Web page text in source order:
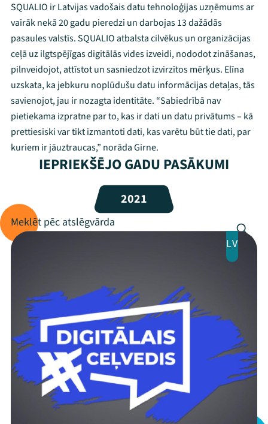
Mana programma
Festivāls
Arhīvs
Viņi bija LAMPĀ 2026
Ziedo
Veikals
Kontakti
SQUALIO ir Latvijas vadošais datu tehnoloģijas uzņēmums ar
vairāk nekā 20 gadu pieredzi un darbojas 13 dažādās
pasaules valstīs. SQUALIO atbalsta cilvēkus un organizācijas
ceļā uz ilgtspējīgas digitālās vides izveidi, nododot zināšanas,
pilnveidojot, attīstot un sasniedzot izvirzītos mērķus. Elīna
uzskata, ka jebkuru noplūdušu datu informācijas detaļas, tās
savienojot, jau ir nozagta identitāte. “Sabiedrībā nav
pietiekama izpratne par to, kas ir dati un datu privātums – kā
prettiesiski var tikt izmantoti dati, kas varētu būt tie dati, par
kuriem ir jāuztraucas,” norāda Girne.
IEPRIEKŠĒJO GADU PASĀKUMI
2021
LV